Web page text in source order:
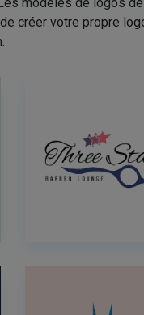
créer votre propre